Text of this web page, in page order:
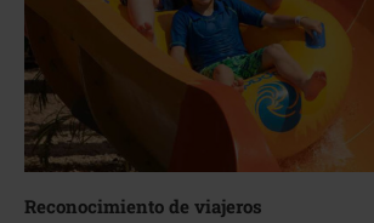
Reconocimiento de viajeros